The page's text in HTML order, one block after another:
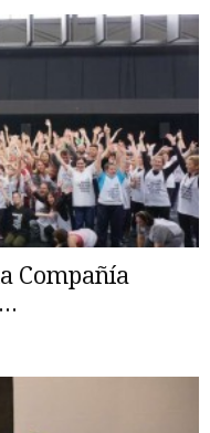
Compañía